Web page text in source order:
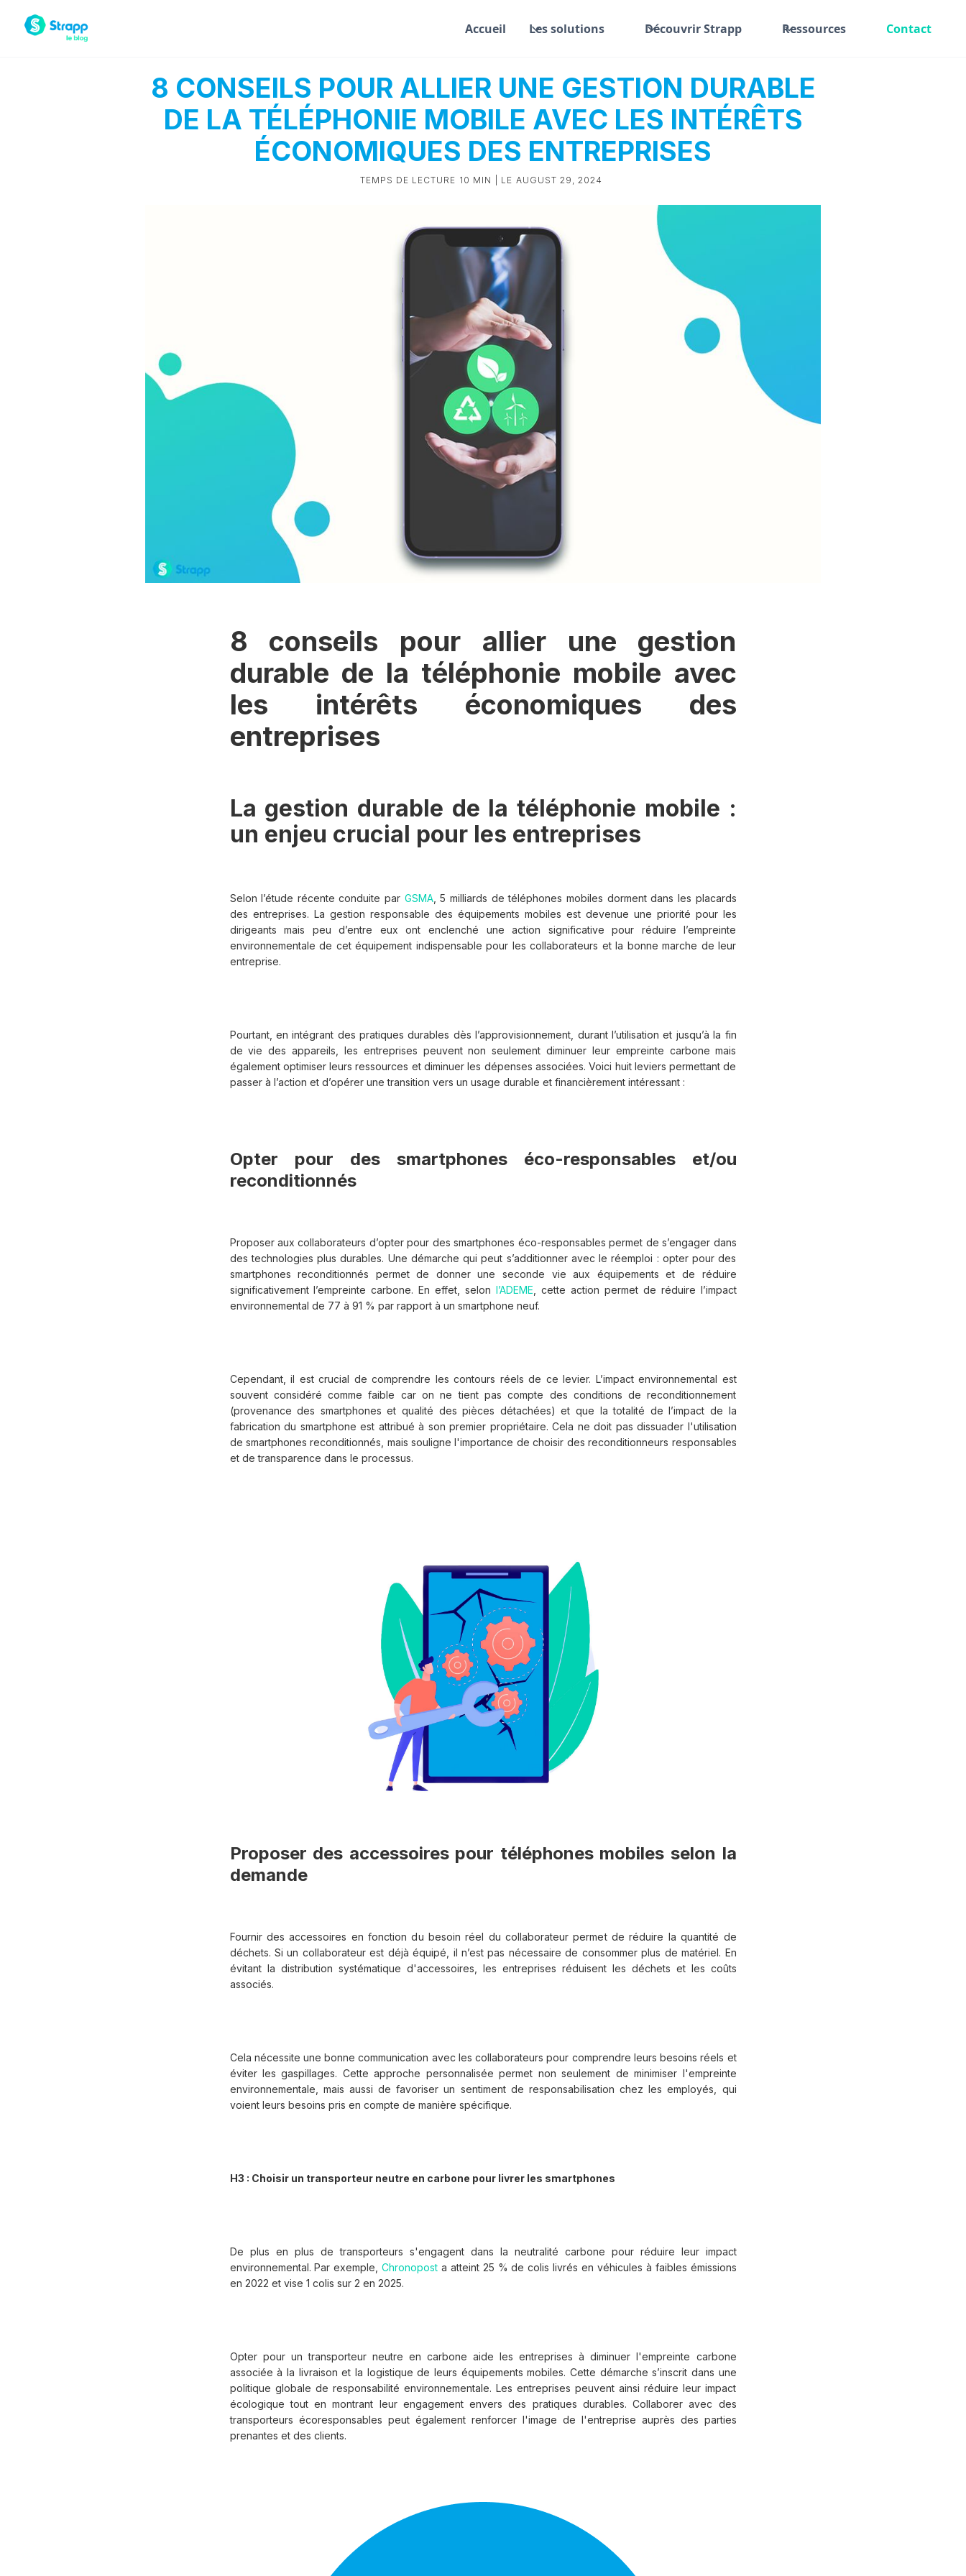
Accueil Les solutions Découvrir Strapp Ressources Contact
8 CONSEILS POUR ALLIER UNE GESTION DURABLE
DE LA TÉLÉPHONIE MOBILE AVEC LES INTÉRÊTS
ÉCONOMIQUES DES ENTREPRISES
TEMPS DE LECTURE 10 MIN | LE AUGUST 29, 2024
8 conseils pour allier une gestion
durable de la téléphonie mobile avec
les intérêts économiques des
entreprises
La gestion durable de la téléphonie mobile :
un enjeu crucial pour les entreprises
Selon l’étude récente conduite par GSMA, 5 milliards de téléphones mobiles dorment dans les placards
des entreprises. La gestion responsable des équipements mobiles est devenue une priorité pour les
dirigeants mais peu d’entre eux ont enclenché une action significative pour réduire l’empreinte
environnementale de cet équipement indispensable pour les collaborateurs et la bonne marche de leur
entreprise.
Pourtant, en intégrant des pratiques durables dès l’approvisionnement, durant l’utilisation et jusqu’à la fin
de vie des appareils, les entreprises peuvent non seulement diminuer leur empreinte carbone mais
également optimiser leurs ressources et diminuer les dépenses associées. Voici huit leviers permettant de
passer à l’action et d’opérer une transition vers un usage durable et financièrement intéressant :
Opter pour des smartphones éco-responsables et/ou
reconditionnés
Proposer aux collaborateurs d’opter pour des smartphones éco-responsables permet de s’engager dans
des technologies plus durables. Une démarche qui peut s’additionner avec le réemploi : opter pour des
smartphones reconditionnés permet de donner une seconde vie aux équipements et de réduire
significativement l’empreinte carbone. En effet, selon l’ADEME , cette action permet de réduire l’impact
environnemental de 77 à 91 % par rapport à un smartphone neuf.
Cependant, il est crucial de comprendre les contours réels de ce levier. L’impact environnemental est
souvent considéré comme faible car on ne tient pas compte des conditions de reconditionnement
(provenance des smartphones et qualité des pièces détachées) et que la totalité de l’impact de la
fabrication du smartphone est attribué à son premier propriétaire. Cela ne doit pas dissuader l'utilisation
de smartphones reconditionnés, mais souligne l'importance de choisir des reconditionneurs responsables
et de transparence dans le processus.
Proposer des accessoires pour téléphones mobiles selon la
demande
Fournir des accessoires en fonction du besoin réel du collaborateur permet de réduire la quantité de
déchets. Si un collaborateur est déjà équipé, il n’est pas nécessaire de consommer plus de matériel. En
évitant la distribution systématique d'accessoires, les entreprises réduisent les déchets et les coûts
associés.
Cela nécessite une bonne communication avec les collaborateurs pour comprendre leurs besoins réels et
éviter les gaspillages. Cette approche personnalisée permet non seulement de minimiser l'empreinte
environnementale, mais aussi de favoriser un sentiment de responsabilisation chez les employés, qui
voient leurs besoins pris en compte de manière spécifique.
H3 : Choisir un transporteur neutre en carbone pour livrer les smartphones
De plus en plus de transporteurs s'engagent dans la neutralité carbone pour réduire leur impact
environnemental. Par exemple,Chronopost a atteint 25 % de colis livrés en véhicules à faibles émissions
en 2022 et vise 1 colis sur 2 en 2025.
Opter pour un transporteur neutre en carbone aide les entreprises à diminuer l'empreinte carbone
associée à la livraison et la logistique de leurs équipements mobiles. Cette démarche s’inscrit dans une
politique globale de responsabilité environnementale. Les entreprises peuvent ainsi réduire leur impact
écologique tout en montrant leur engagement envers des pratiques durables. Collaborer avec des
transporteurs écoresponsables peut également renforcer l'image de l'entreprise auprès des parties
prenantes et des clients.